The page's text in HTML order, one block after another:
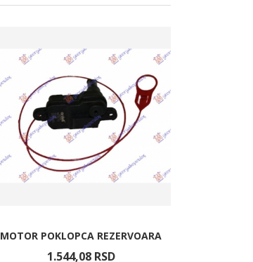
MOTOR POKLOPCA REZERVOARA
1.544,08 RSD